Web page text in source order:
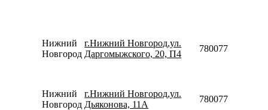
Нижний
Новгород
г.Нижний Новгород,ул.
Даргомыжского, 20, П4
78007753553
Нижний
Новгород
г.Нижний Новгород,ул.
Дьяконова, 11А
78007753553